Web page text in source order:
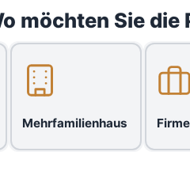
möchten Sie
Mehrfamilienhaus